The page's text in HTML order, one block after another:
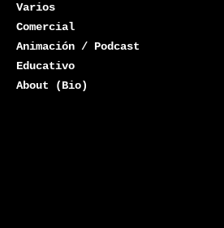
Miguelangelandia
Varios
Comercial
Animación / Podcast
Educativo
About (Bio)